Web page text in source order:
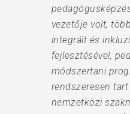
vezetője volt,
integrált és
fejlesztésével,
módszertani
rendszeresen
nemzetközi